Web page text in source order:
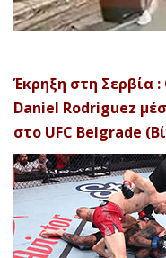
Έκρηξη στη Σερβία
Daniel Rodriguez
στο UFC Belgrade